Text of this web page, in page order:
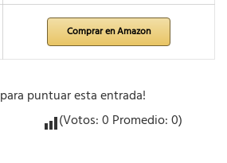
Comprar en Amazon
puntuar esta entrada!
(Votos:0 Promedio:0)